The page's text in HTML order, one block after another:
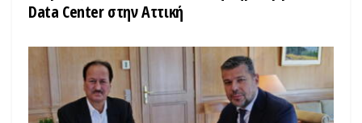
Data Center στην Αττική